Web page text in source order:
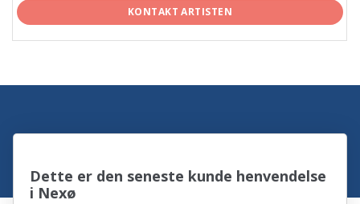
KONTAKT ARTISTEN
Dette er den seneste kunde henvendelse
i Nexø